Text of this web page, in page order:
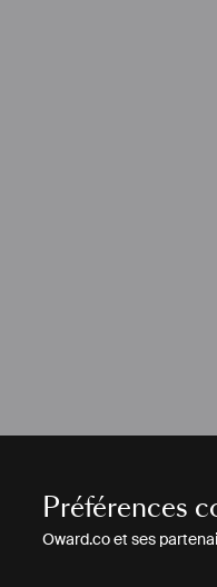
Préférences
Oward.co et ses